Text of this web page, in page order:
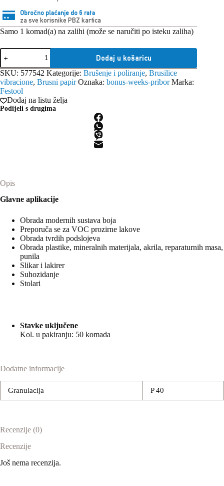
Obročno plaćanje do 6 rata
za sve korisnike PBZ kartica
Samo 1 komad(a) na zalihi (može se naručiti po isteku zaliha)
Festool
Brusni
papiri
Granat
Delta
P40
GR/50
količina
Dodaj u košaricu
SKU: 577542 Kategorije: Brušenje i poliranje, Brusilice
vibracione, Brusni papir Oznaka: bonus-weeks-pribor Marka:
Festool
Dodaj na listu želja
Podijeli s drugima
Opis
Glavne aplikacije
Obrada modernih sustava boja
Preporuča se za VOC prozirne lakove
Obrada tvrdih podslojeva
Obrada plastike, mineralnih materijala, akrila, reparaturnih masa,
punila
Slikar i lakirer
Suhozidanje
Stolari
Stavke uključene
Kol. u pakiranju: 50 komada
Dodatne informacije
Granulacija P 40
Recenzije (0)
Recenzije
Još nema recenzija.